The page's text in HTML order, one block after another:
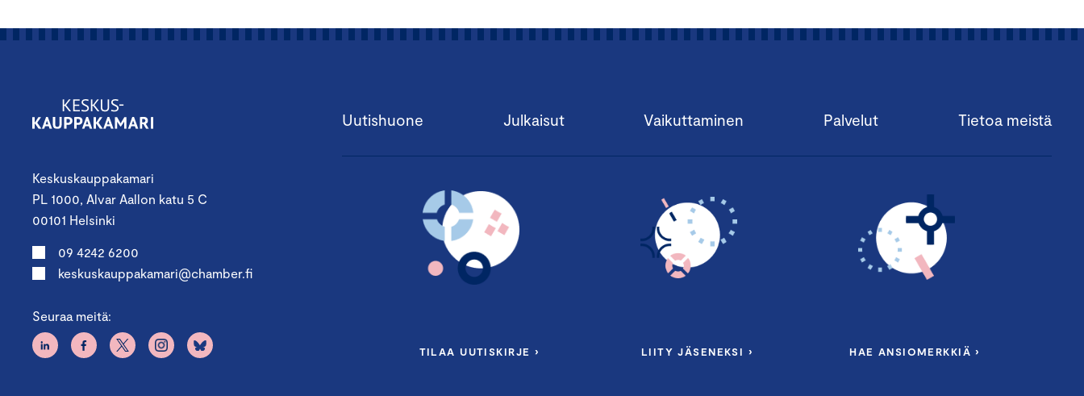
Keskuskauppakamari
PL 1000, Alvar Aallon katu 5 C
00101 Helsinki
09 4242 6200
keskuskauppakamari@chamber.fi
Seuraa meitä:
Uutishuone Julkaisut Vaikuttaminen Palvelut Tietoa meistä
TILAA UUTISKIRJE › LIITY JÄSENEKSI › HAE ANSIOMERKKIÄ ›